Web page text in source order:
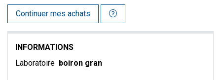
Continuer mes achats
INFORMATIONS
Laboratoire boiron gran